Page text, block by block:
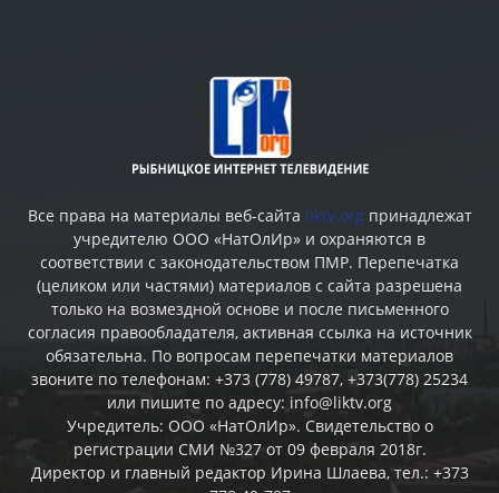
Все права на материалы веб-сайта liktv.org принадлежат
учредителю ООО «НатОлИр» и охраняются в
соответствии с законодательством ПМР. Перепечатка
(целиком или частями) материалов c сайта разрешена
только на возмездной основе и после письменного
согласия правообладателя, активная ссылка на источник
обязательна. По вопросам перепечатки материалов
звоните по телефонам: +373 (778) 49787, +373(778) 25234
или пишите по адресу: info@liktv.org
Учредитель: ООО «НатОлИр». Свидетельство о
регистрации СМИ №327 от 09 февраля 2018г.
Директор и главный редактор Ирина Шлаева, тел.: +373